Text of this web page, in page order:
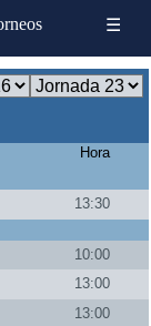
☰
Hora
13:30
10:00
13:00
13:00